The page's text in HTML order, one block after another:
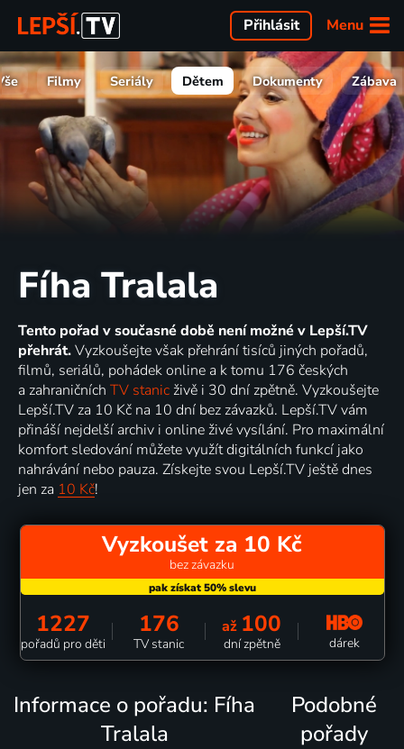
Menu
Přihlásit
Filmy Seriály Dětem Dokumenty Zábava
Fíha Tralala
Tento pořad v současné době není možné v Lepší.TV
přehrát.Vyzkoušejte však přehrání tisíců jiných pořadů,
filmů, seriálů, pohádek online a k tomu 176 českých
a zahraničních TV stanic živě i 30 dní zpětně. Vyzkoušejte
Lepší.TV za 10 Kč na 10 dní bez závazků. Lepší.TV vám
přináší nejdelší archiv i online živé vysílání. Pro maximální
komfort sledování můžete využít digitálních funkcí jako
nahrávání nebo pauza. Získejte svou Lepší.TV ještě dnes
jen za 10 Kč!
Vyzkoušet za 10 Kč
bez závazku
1227
pořadů pro děti
176
TV stanic
až 100
dní zpětně dárek
Informace o pořadu: Fíha
Tralala
Podobné
pořady